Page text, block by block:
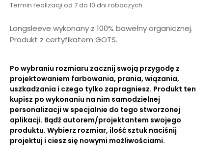
Termin realizacji od 7 do 10 dni roboczych
Longsleeve wykonany z 100% bawełny organicznej.
Produkt z certyfikatem GOTS.
Po wybraniu rozmiaru zacznij swoją przygodę z
projektowaniem farbowania, prania, wiązania,
uszkadzania i czego tylko zapragniesz. Produkt ten
kupisz po wykonaniu na nim samodzielnej
personalizacji w specjalnie do tego stworzonej
aplikacji. Bądź autorem/projektantem swojego
produktu. Wybierz rozmiar, ilość sztuk naciśnij
projektuj i ciesz się nowymi możliwościami.